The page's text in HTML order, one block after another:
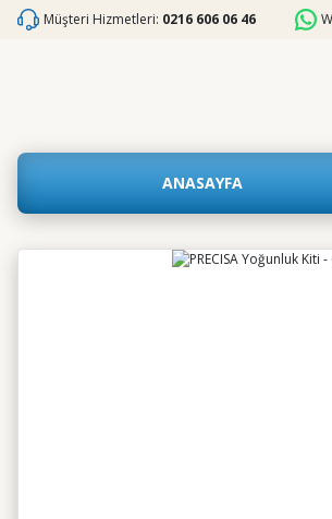
Müşteri Hizmetleri: 0216 606 06 46
ANASAYFA